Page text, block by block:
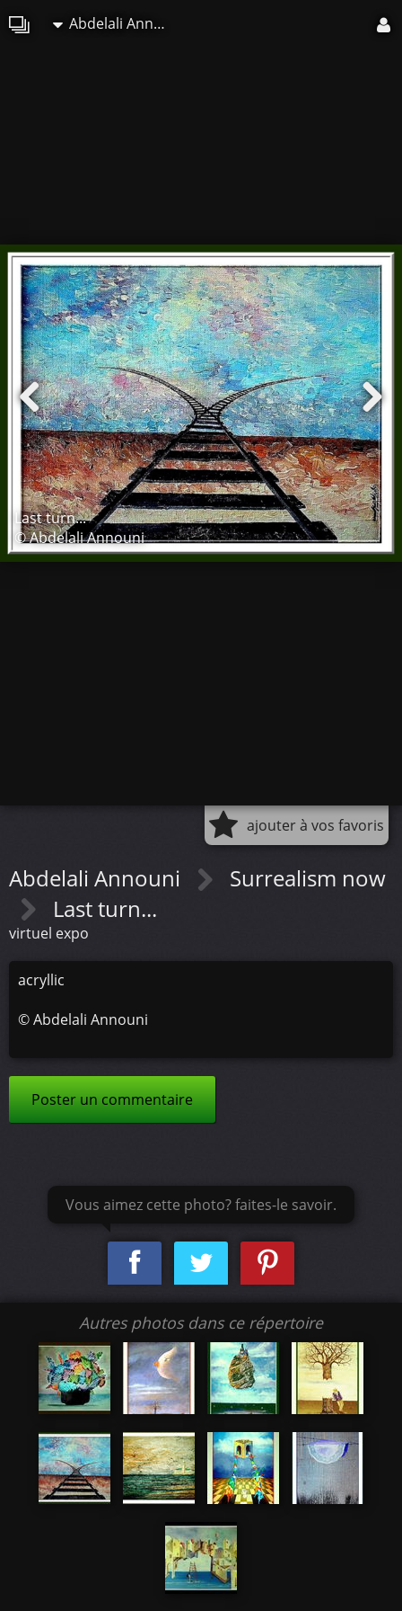
Abdelali Announi
Last turn...
© Abdelali Announi
ajouter à vos favoris
Abdelali Announi
Surrealism now
Last turn...
virtuel expo
acryllic
©Abdelali Announi
Poster un commentaire
Vous aimez cette photo? faites-le savoir.
Autres photos dans ce répertoire